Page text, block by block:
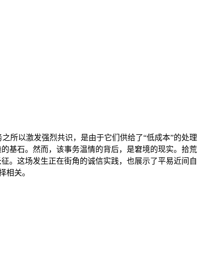
所以激发强烈共识，是由于它们供给了“低成本”的处理
基石。然而，该事务温情的背后，是窘境的现实。拾荒
。这场发生正在街角的诚信实践，也展示了平易近间自
相关。